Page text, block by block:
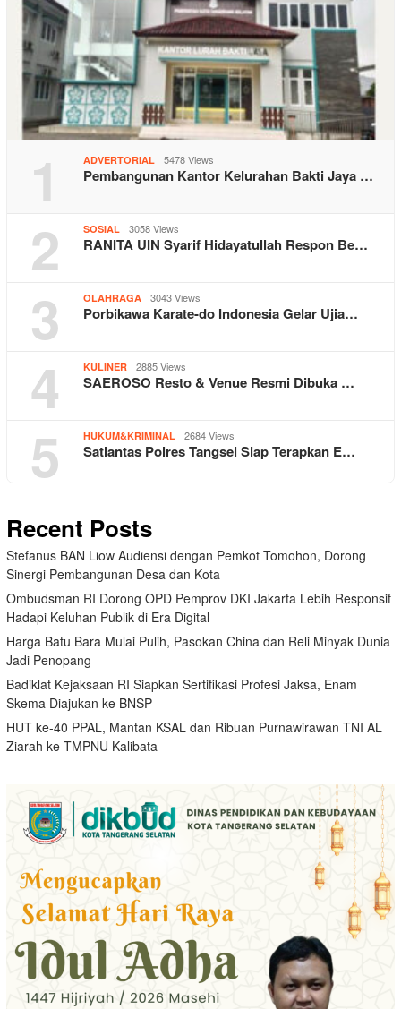
1 ADVERTORIAL 5478 Views
Pembangunan Kantor Kelurahan Bakti Jaya …
2 SOSIAL 3058 Views
RANITA UIN Syarif Hidayatullah Respon Be…
3 OLAHRAGA 3043 Views
Porbikawa Karate-do Indonesia Gelar Ujia…
4 KULINER 2885 Views
SAEROSO Resto & Venue Resmi Dibuka …
5 HUKUM&KRIMINAL 2684 Views
Satlantas Polres Tangsel Siap Terapkan E…
Recent Posts
Stefanus BAN Liow Audiensi dengan Pemkot Tomohon, Dorong
Sinergi Pembangunan Desa dan Kota
Ombudsman RI Dorong OPD Pemprov DKI Jakarta Lebih Responsif
Hadapi Keluhan Publik di Era Digital
Harga Batu Bara Mulai Pulih, Pasokan China dan Reli Minyak Dunia
Jadi Penopang
Badiklat Kejaksaan RI Siapkan Sertifikasi Profesi Jaksa, Enam
Skema Diajukan ke BNSP
HUT ke-40 PPAL, Mantan KSAL dan Ribuan Purnawirawan TNI AL
Ziarah ke TMPNU Kalibata